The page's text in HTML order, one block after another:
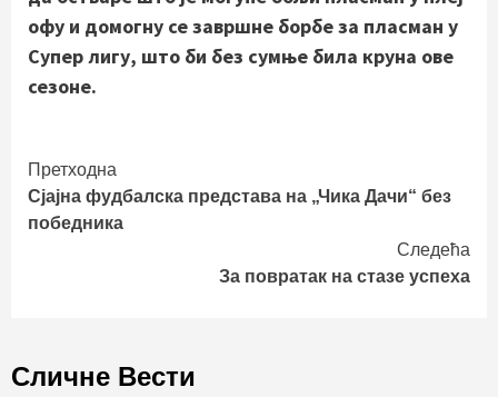
офу и домогну се завршне борбе за пласман у
Супер лигу, што би без сумње била круна ове
сезоне.
Continue
Reading
Претходна
Сјајна фудбалска представа на „Чика Дачи“ без
победника
Следећа
За повратак на стазе успеха
Сличне Вести